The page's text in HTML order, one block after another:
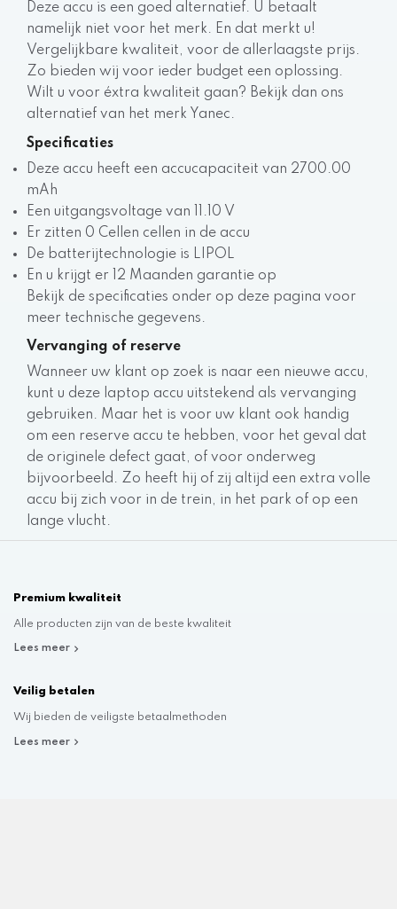
Deze accu is een goed alternatief. U betaalt
namelijk niet voor het merk. En dat merkt u!
Vergelijkbare kwaliteit, voor de allerlaagste prijs.
Zo bieden wij voor ieder budget een oplossing.
Wilt u voor éxtra kwaliteit gaan? Bekijk dan ons
alternatief van het merk Yanec.
Specificaties
Deze accu heeft een accucapaciteit van 2700.00
mAh
Een uitgangsvoltage van 11.10 V
Er zitten 0 Cellen cellen in de accu
De batterijtechnologie is LIPOL
En u krijgt er 12 Maanden garantie op
Bekijk de specificaties onder op deze pagina voor
meer technische gegevens.
Vervanging of reserve
Wanneer uw klant op zoek is naar een nieuwe accu,
kunt u deze laptop accu uitstekend als vervanging
gebruiken. Maar het is voor uw klant ook handig
om een reserve accu te hebben, voor het geval dat
de originele defect gaat, of voor onderweg
bijvoorbeeld. Zo heeft hij of zij altijd een extra volle
accu bij zich voor in de trein, in het park of op een
lange vlucht.
Premium kwaliteit
Alle producten zijn van de beste kwaliteit
Lees meer
Veilig betalen
Wij bieden de veiligste betaalmethoden
Lees meer